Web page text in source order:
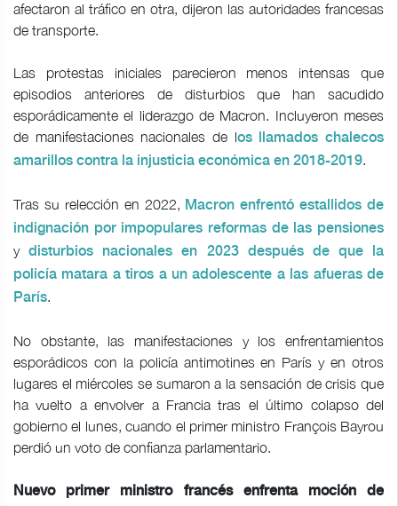
afectaron al tráfico en otra, dijeron las autoridades francesas
de transporte.
Las protestas iniciales parecieron menos intensas que
episodios anteriores de disturbios que han sacudido
esporádicamente el liderazgo de Macron. Incluyeron meses
de manifestaciones nacionales de los llamados chalecos
amarillos contra la injusticia económica en 2018-2019.
Tras su relección en 2022, Macron enfrentó estallidos de
indignación por impopulares reformas de las pensiones
ydisturbios nacionales en 2023 después de que la
policía matara a tiros a un adolescente a las afueras de
París.
No obstante, las manifestaciones y los enfrentamientos
esporádicos con la policía antimotines en París y en otros
lugares el miércoles se sumaron a la sensación de crisis que
ha vuelto a envolver a Francia tras el último colapso del
gobierno el lunes, cuando el primer ministro François Bayrou
perdió un voto de confianza parlamentario.
Nuevo primer ministro francés enfrenta moción de